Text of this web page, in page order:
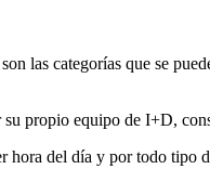
las categorías que se
propio equipo de I+D,
del día y por todo tipo